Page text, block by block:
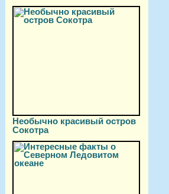
Необычно красивый остров
Сокотра